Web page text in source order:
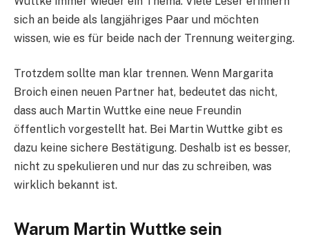
sich an beide als langjähriges Paar und möchten
wissen, wie es für beide nach der Trennung weiterging.
Trotzdem sollte man klar trennen. Wenn Margarita
Broich einen neuen Partner hat, bedeutet das nicht,
dass auch Martin Wuttke eine neue Freundin
öffentlich vorgestellt hat. Bei Martin Wuttke gibt es
dazu keine sichere Bestätigung. Deshalb ist es besser,
nicht zu spekulieren und nur das zu schreiben, was
wirklich bekannt ist.
Warum Martin Wuttke sein